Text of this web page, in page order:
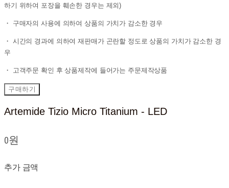
하기 위하여 포장을 훼손한 경우는 제외)
・ 구매자의 사용에 의하여 상품의 가치가 감소한 경우
・ 시간의 경과에 의하여 재판매가 곤란할 정도로 상품의 가치가 감소한 경
우
・ 고객주문 확인 후 상품제작에 들어가는 주문제작상품
구매하기
Artemide Tizio Micro Titanium - LED
0원
추가 금액